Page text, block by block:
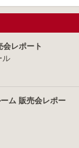
レポート
ル
ム 販売会レポー